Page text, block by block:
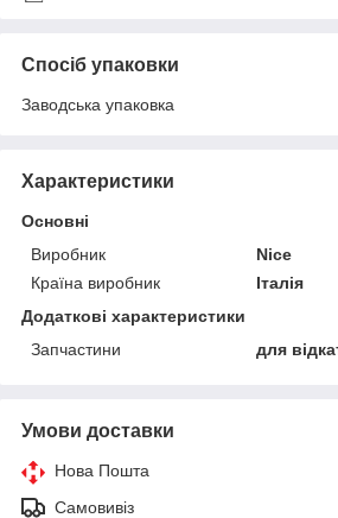
Спосіб упаковки
Заводська упаковка
Характеристики
Основні
Виробник
Nice
Країна виробник
Італія
Додаткові характеристики
Запчастини
для
Умови доставки
Нова Пошта
Самовивіз